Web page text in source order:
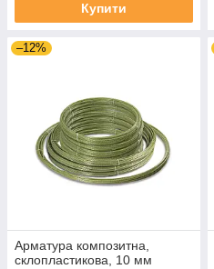
Купити
–12%
Арматура композитна,
склопластикова, 10 мм